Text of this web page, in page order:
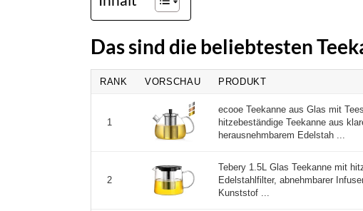
Das sind die beliebtesten
RANK VORSCHAU PRODUKT
1
ecooe Teekanne aus Glas mit
hitzebeständige Teekanne aus
herausnehmbarem Edelstah ...
2
Tebery 1.5L Glas Teekanne mit
Edelstahlfilter, abnehmbarer
Kunststof ...